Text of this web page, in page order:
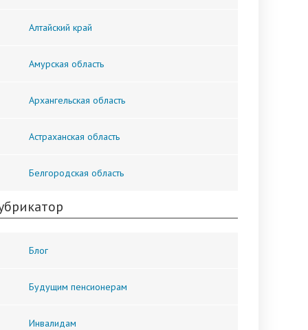
Алтайский край
Амурская область
Архангельская область
Астраханская область
Белгородская область
Блог
Будущим пенсионерам
Инвалидам